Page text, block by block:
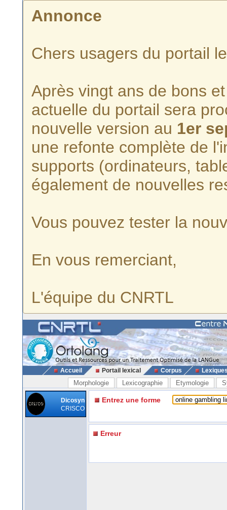
Annonce
Chers usagers du portail
Après vingt ans de bons
actuelle du portail sera
nouvelle version au 1er
une refonte complète de
supports (ordinateurs,
également de nouvelles
Vous pouvez tester la
En vous remerciant,
L'équipe du CNRTL
Accueil Portail lexical Corpus
Morphologie Lexicographie Etymologie
Dicosyn
CRISCO
Entrez une forme
Erreur